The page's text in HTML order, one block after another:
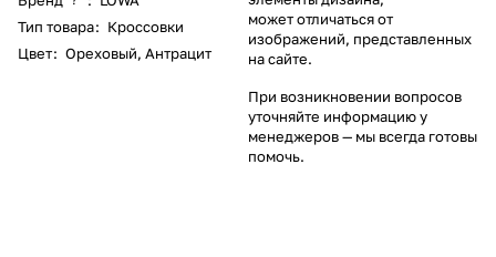
Тип товара: Кроссовки
Цвет: Ореховый, Антрацит
может отличаться от
изображений, представленных
на сайте.
При возникновении вопросов
уточняйте информацию у
менеджеров— мы всегда готовы
помочь.